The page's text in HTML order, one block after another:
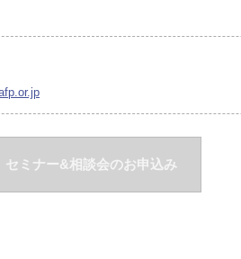
セミナー&相談会のお申込み